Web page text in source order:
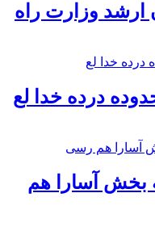
ارشد وزارت راه
درده خدا لع
بخش آسارا هم